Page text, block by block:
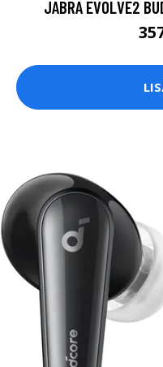
JABRA EVOLVE2